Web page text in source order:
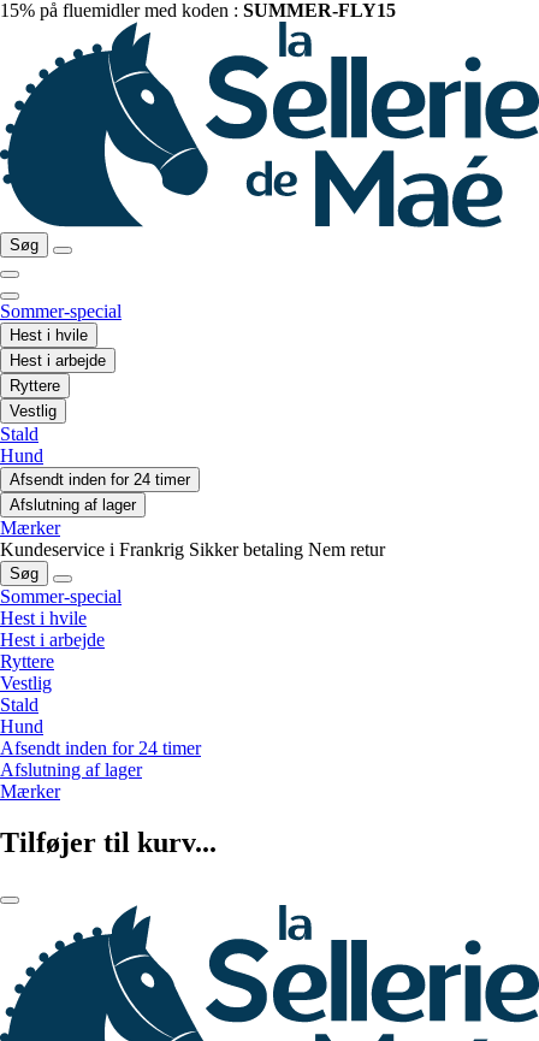
15% på fluemidler med koden : SUMMER-FLY15
Søg
Sommer-special
Hest i hvile
Hest i arbejde
Ryttere
Vestlig
Stald
Hund
Afsendt inden for 24 timer
Afslutning af lager
Mærker
Kundeservice i Frankrig Sikker betaling Nem retur
Søg
Sommer-special
Hest i hvile
Hest i arbejde
Ryttere
Vestlig
Stald
Hund
Afsendt inden for 24 timer
Afslutning af lager
Mærker
Tilføjer til kurv...